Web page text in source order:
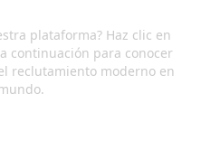
plataforma? Haz clic en
continuación para conocer
reclutamiento moderno en